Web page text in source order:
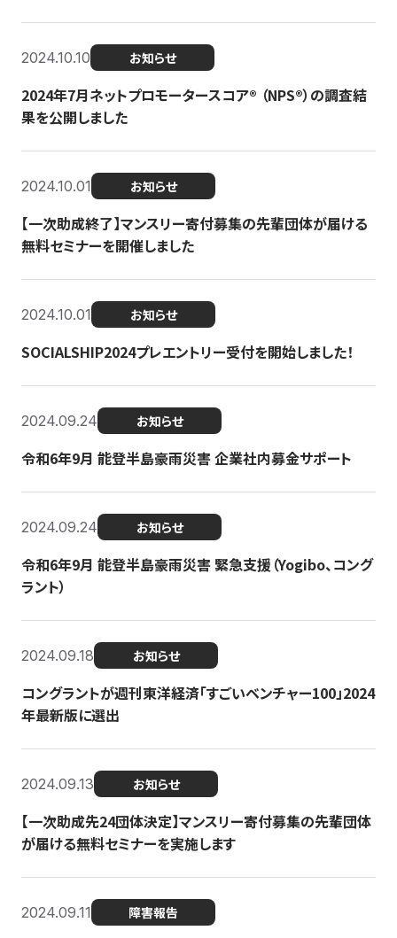
2024.10.10 お知らせ
2024年7月ネットプロモータースコア®︎ （NPS®︎）の調査結
果を公開しました
2024.10.01 お知らせ
【一次助成終了】マンスリー寄付募集の先輩団体が届ける
無料セミナーを開催しました
2024.10.01 お知らせ
SOCIALSHIP2024プレエントリー受付を開始しました！
2024.09.24 お知らせ
令和6年9月 能登半島豪雨災害 企業社内募金サポート
2024.09.24 お知らせ
令和6年9月 能登半島豪雨災害 緊急支援（Yogibo、コング
ラント）
2024.09.18 お知らせ
コングラントが週刊東洋経済「すごいベンチャー100」2024
年最新版に選出
2024.09.13 お知らせ
【一次助成先24団体決定】マンスリー寄付募集の先輩団体
が届ける無料セミナーを実施します
2024.09.11 障害報告